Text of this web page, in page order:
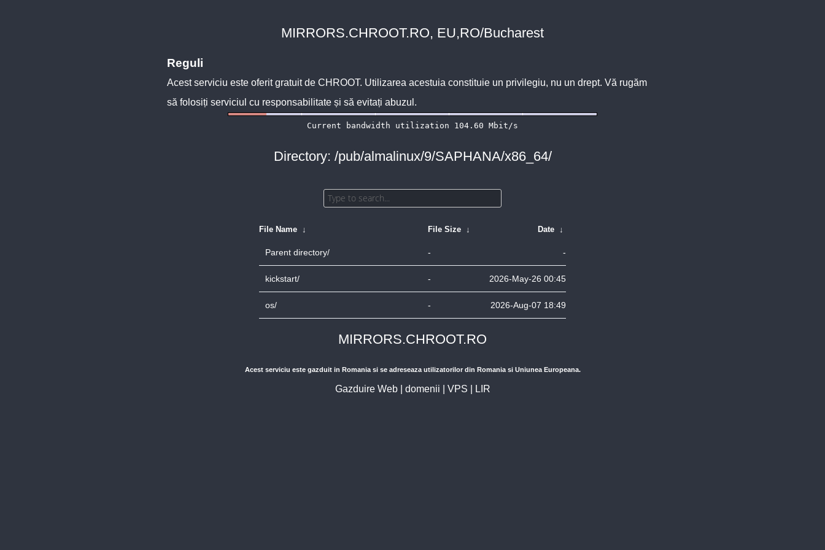
MIRRORS.CHROOT.RO, EU,RO/Bucharest
Reguli
Acest serviciu este oferit gratuit de CHROOT. Utilizarea acestuia constituie un privilegiu, nu un drept. Vă rugăm
să folosiți serviciul cu responsabilitate și să evitați abuzul.
Directory: /pub/almalinux/9/SAPHANA/x86_64/
File Name ↓ File Size ↓ Date ↓
Parent directory/ - -
kickstart/ - 2026-May-26 00:45
os/ - 2026-Aug-07 18:49
MIRRORS.CHROOT.RO
Acest serviciu este gazduit in Romania si se adreseaza utilizatorilor din Romania si Uniunea Europeana.
Gazduire Web| domenii VPS LIR